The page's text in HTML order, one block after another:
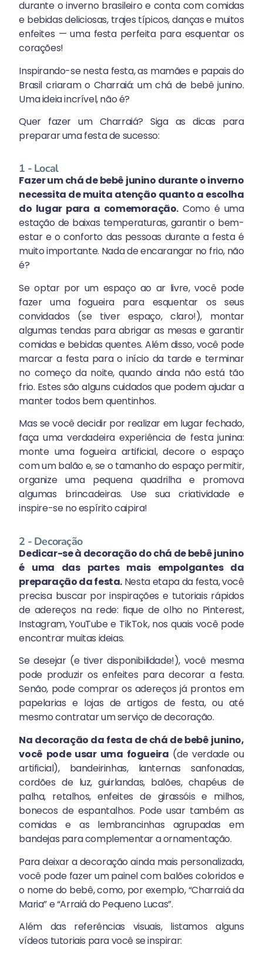
durante o inverno brasileiro e conta com comidas
e bebidas deliciosas, trajes típicos, danças e muitos
enfeites — uma festa perfeita para esquentar os
corações!
Inspirando-se nesta festa, as mamães e papais do
Brasil criaram o Charraiá: um chá de bebê junino.
Uma ideia incrível, não é?
Quer fazer um Charraiá? Siga as dicas para
preparar uma festa de sucesso:
1 - Local
Fazer um chá de bebê junino durante o inverno
necessita de muita atenção quanto a escolha
do lugar para a comemoração.Como é uma
estação de baixas temperaturas, garantir o bem-
estar e o conforto das pessoas durante a festa é
muito importante. Nada de encarangar no frio, não
é?
Se optar por um espaço ao ar livre, você pode
fazer uma fogueira para esquentar os seus
convidados (se tiver espaço, claro!), montar
algumas tendas para abrigar as mesas e garantir
comidas e bebidas quentes. Além disso, você pode
marcar a festa para o início da tarde e terminar
no começo da noite, quando ainda não está tão
frio. Estes são alguns cuidados que podem ajudar a
manter todos bem quentinhos.
Mas se você decidir por realizar em lugar fechado,
faça uma verdadeira experiência de festa junina:
monte uma fogueira artificial, decore o espaço
com um balão e, se o tamanho do espaço permitir,
organize uma pequena quadrilha e promova
algumas brincadeiras. Use sua criatividade e
inspire-se no espírito caipira!
2 - Decoração
Dedicar-se à decoração do chá de bebê junino
é uma das partes mais empolgantes da
preparação da festa.Nesta etapa da festa, você
precisa buscar por inspirações e tutoriais rápidos
de adereços na rede: fique de olho no Pinterest,
Instagram, YouTube e TikTok, nos quais você pode
encontrar muitas ideias.
Se desejar (e tiver disponibilidade!), você mesma
pode produzir os enfeites para decorar a festa.
Senão, pode comprar os adereços já prontos em
papelarias e lojas de artigos de festa, ou até
mesmo contratar um serviço de decoração.
Na decoração da festa de chá de bebê junino,
você pode usar uma fogueira (de verdade ou
artificial), bandeirinhas, lanternas sanfonadas,
cordões de luz, guirlandas, balões, chapéus de
palha, retalhos, enfeites de girassóis e milhos,
bonecos de espantalhos. Pode usar também as
comidas e as lembrancinhas agrupadas em
bandejas para complementar a ornamentação.
Para deixar a decoração ainda mais personalizada,
você pode fazer um painel com balões coloridos e
o nome do bebê, como, por exemplo, “Charraiá da
Maria” e “Arraiá do Pequeno Lucas”.
Além das referências visuais, listamos alguns
vídeos tutoriais para você se inspirar: